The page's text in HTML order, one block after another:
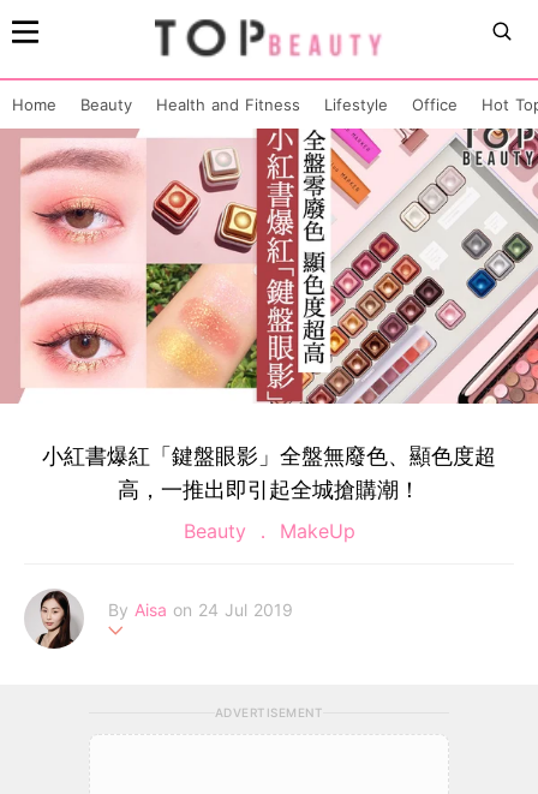
Home Beauty Health and Fitness Lifestyle Office Hot
小紅書爆紅「鍵盤眼影」全盤無廢色、顯色度超
高，一推出即引起全城搶購潮！
Beauty MakeUp
By Aisa on 24 Jul 2019
ADVERTISEMENT